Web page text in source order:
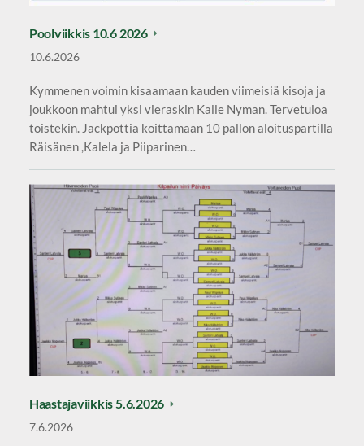
Poolviikkis 10.6 2026
10.6.2026
Kymmenen voimin kisaamaan kauden viimeisiä kisoja ja
joukkoon mahtui yksi vieraskin Kalle Nyman. Tervetuloa
toistekin. Jackpottia koittamaan 10 pallon aloituspartilla
Räisänen ,Kalela ja Piiparinen…
Haastajaviikkis 5.6.2026
7.6.2026